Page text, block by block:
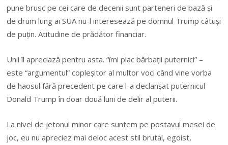
pune brusc pe cei care de decenii sunt parteneri de bază şi
de drum lung ai SUA nu-l interesează pe domnul Trump câtuşi
de puţin. Atitudine de prădător financiar.
Unii îl apreciază pentru asta. “îmi plac bărbaţii puternici” –
este “argumentul” copleşitor al multor voci când vine vorba
de haosul fără precedent pe care l-a declanşat puternicul
Donald Trump în doar două luni de delir al puterii.
La nivel de jetonul minor care suntem pe postavul mesei de
joc, eu nu apreciez mai deloc acest stil brutal, egoist,